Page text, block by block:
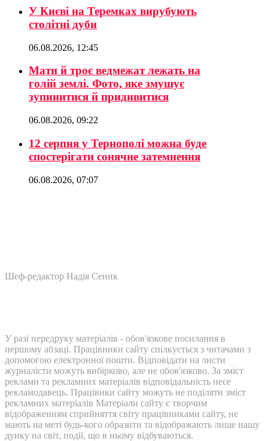
У Києві на Теремках вирубують
столітні дуби
06.08.2026, 12:45
Мати й троє ведмежат лежать на
голій землі. Фото, яке змушує
зупинитися й придивитися
06.08.2026, 09:22
12 серпня у Тернополі можна буде
спостерігати сонячне затемнення
06.08.2026, 07:07
Шеф-редактор Надія Сеник
У разі передруку матеріалів - обов'язкове посилання в
першому абзаці. Працівники сайту спілкується з читачами з
допомогою електронної пошти. Відповідати на листи
журналісти можуть вибірково, але не обов'язково. За зміст
реклами та рекламних матеріалів відповідальність несе
рекламодавець. Працівнки сайту можуть не поділяти зміст
рекламних матеріалів Матеріали сайту є творчим
відображенням сприйняття світу працівниками сайту, не
мають на меті будь-кого образити та відображають лише нашу
дуику на світ, події, що в ньому відбуваються.